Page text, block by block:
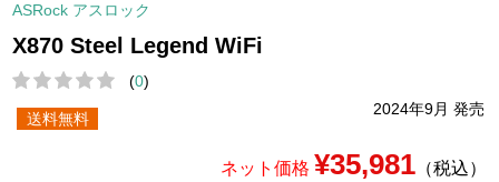
ASRock アスロック
X870 Steel Legend WiFi
(0)
2024年9月 発売
送料無料
ネット価格 ¥35,981（税込）